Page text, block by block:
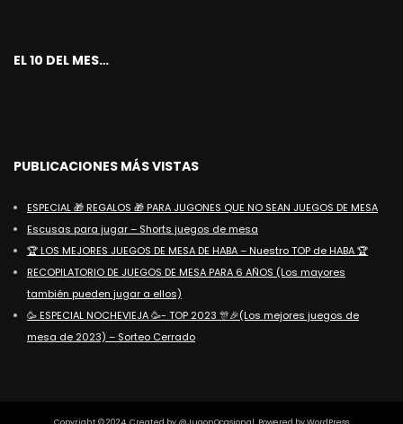
EL 10 DEL MES…
PUBLICACIONES MÁS VISTAS
ESPECIAL 🎁 REGALOS 🎁 PARA JUGONES QUE NO SEAN JUEGOS DE MESA
Escusas para jugar – Shorts juegos de mesa
🏆 LOS MEJORES JUEGOS DE MESA DE HABA – Nuestro TOP de HABA 🏆
RECOPILATORIO DE JUEGOS DE MESA PARA 6 AÑOS (Los mayores
también pueden jugar a ellos)
🥳 ESPECIAL NOCHEVIEJA 🥳- TOP 2023 🎊🎉(Los mejores juegos de
mesa de 2023) – Sorteo Cerrado